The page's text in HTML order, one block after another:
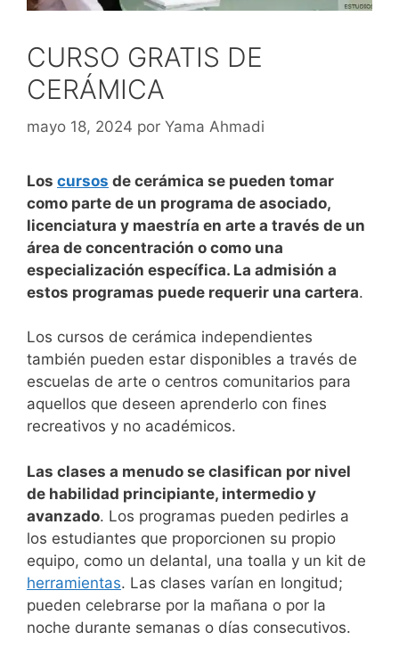
CURSO GRATIS DE
CERÁMICA
mayo 18, 2024 por Yama Ahmadi
Los cursos de cerámica se pueden tomar
como parte de un programa de asociado,
licenciatura y maestría en arte a través de un
área de concentración o como una
especialización específica. La admisión a
estos programas puede requerir una cartera.
Los cursos de cerámica independientes
también pueden estar disponibles a través de
escuelas de arte o centros comunitarios para
aquellos que deseen aprenderlo con fines
recreativos y no académicos.
Las clases a menudo se clasifican por nivel
de habilidad principiante, intermedio y
avanzado. Los programas pueden pedirles a
los estudiantes que proporcionen su propio
equipo, como un delantal, una toalla y un kit de
herramientas. Las clases varían en longitud;
pueden celebrarse por la mañana o por la
noche durante semanas o días consecutivos.